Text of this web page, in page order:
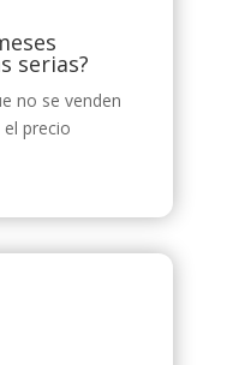
serias?
no se venden
precio